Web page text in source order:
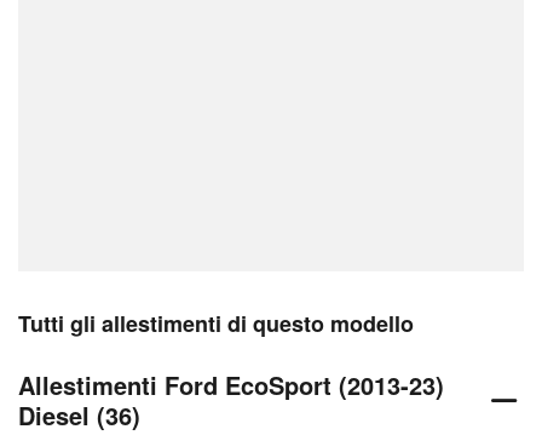
Tutti gli allestimenti di questo modello
Allestimenti Ford EcoSport (2013-23)
Diesel (36)